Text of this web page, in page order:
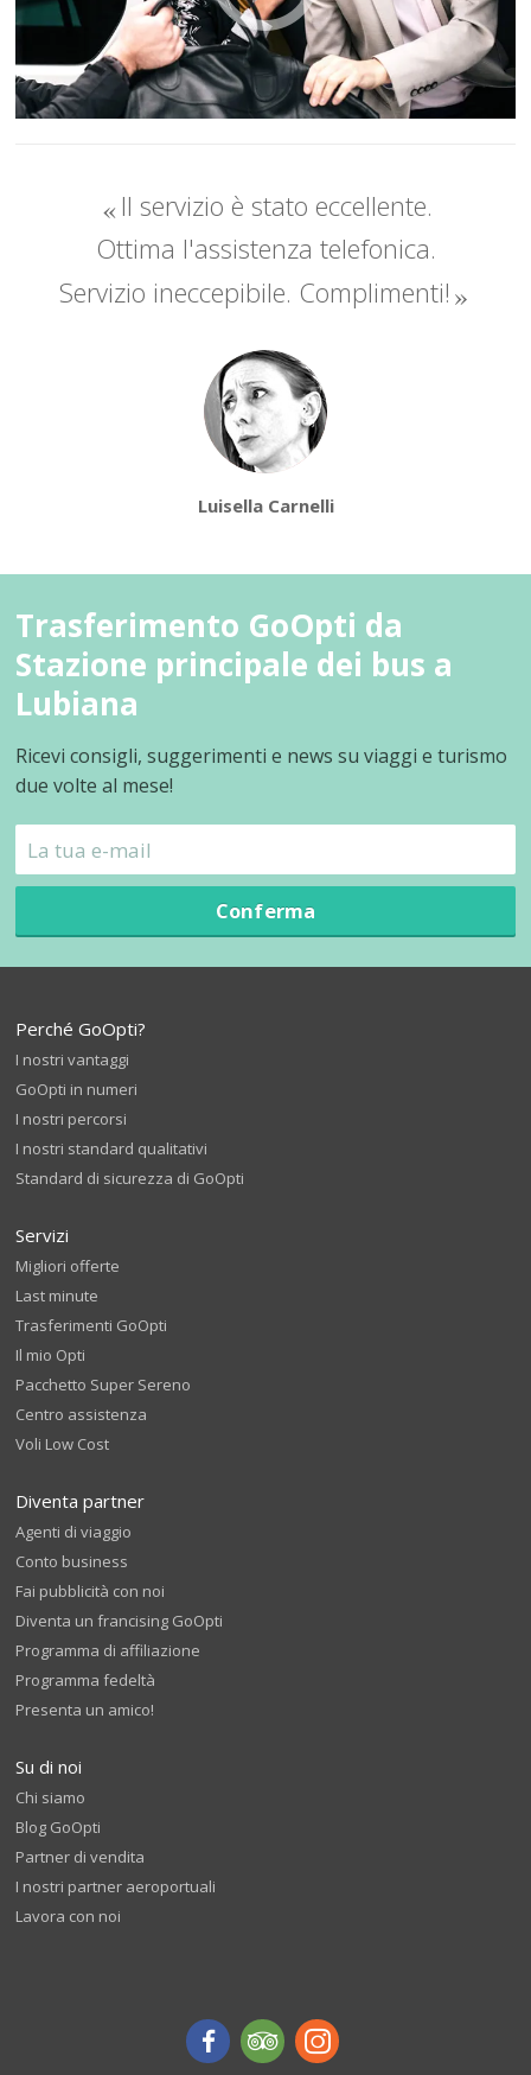
Il servizio è stato eccellente.
Ottima l'assistenza telefonica.
Servizio ineccepibile. Complimenti!
Luisella Carnelli
Trasferimento GoOpti da
Stazione principale dei bus a
Lubiana
Ricevi consigli, suggerimenti e news su viaggi e turismo
due volte al mese!
Conferma
Perché GoOpti?
I nostri vantaggi
GoOpti in numeri
I nostri percorsi
I nostri standard qualitativi
Standard di sicurezza di GoOpti
Servizi
Migliori offerte
Last minute
Trasferimenti GoOpti
Il mio Opti
Pacchetto Super Sereno
Centro assistenza
Voli Low Cost
Diventa partner
Agenti di viaggio
Conto business
Fai pubblicità con noi
Diventa un francising GoOpti
Programma di affiliazione
Programma fedeltà
Presenta un amico!
Su di noi
Chi siamo
Blog GoOpti
Partner di vendita
I nostri partner aeroportuali
Lavora con noi